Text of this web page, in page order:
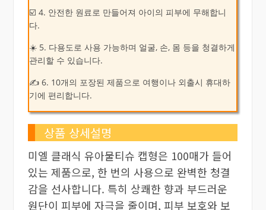
☑️ 4. 안전한 원료로 만들어져 아이의 피부에 무해합니
다.
☀️ 5. 다용도로 사용 가능하며 얼굴, 손, 몸 등을 청결하게
관리할 수 있습니다.
✍ 6. 10개의 포장된 제품으로 여행이나 외출시 휴대하
기에 편리합니다.
상품 상세설명
미엘 클래식 유아물티슈 캡형은 100매가 들어
있는 제품으로, 한 번의 사용으로 완벽한 청결
감을 선사합니다. 특히 상쾌한 향과 부드러운
원단이 피부에 자극을 줄이며, 피부 보호와 보